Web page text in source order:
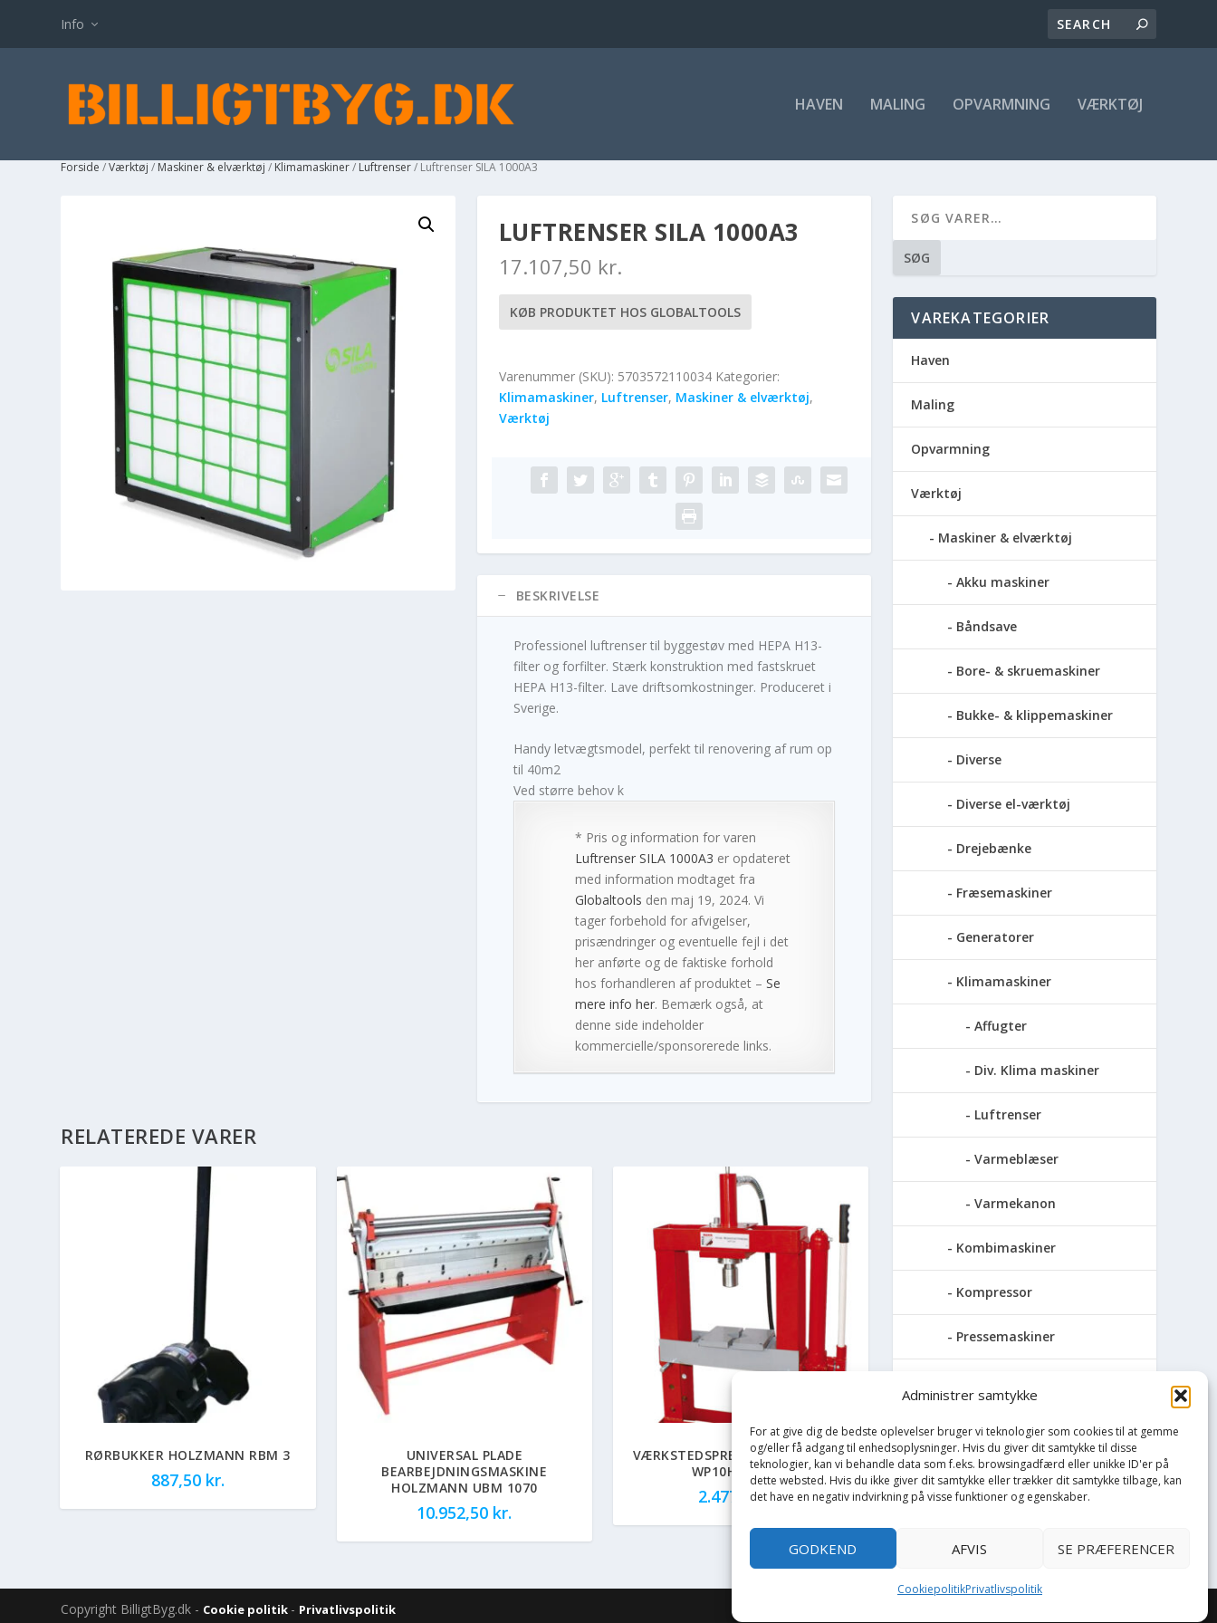
Administrer samtykke
For at give dig de bedste oplevelser bruger vi teknologier som cookies til at gemme
og/eller få adgang til enhedsoplysninger. Hvis du giver dit samtykke til disse
teknologier, kan vi behandle data som f.eks. browsingadfærd eller unikke ID'er på
dette websted. Hvis du ikke giver dit samtykke eller trækker dit samtykke tilbage, kan
det have en negativ indvirkning på visse funktioner og egenskaber.
GODKEND AFVIS SE PRÆFERENCER
CookiepolitikPrivatlivspolitik
Info
HAVEN MALING OPVARMNING VÆRKTØJ
Forside /Værktøj / Maskiner & elværktøj / Klimamaskiner/ Luftrenser/ Luftrenser SILA 1000A3
LUFTRENSER SILA 1000A3
17.107,50 kr.
KØB PRODUKTET HOS GLOBALTOOLS
Varenummer (SKU): 5703572110034 Kategorier:
Klimamaskiner, Luftrenser, Maskiner & elværktøj,
Værktøj
BESKRIVELSE
Professionel luftrenser til byggestøv med HEPA H13-
filter og forfilter. Stærk konstruktion med fastskruet
HEPA H13-filter. Lave driftsomkostninger. Produceret i
Sverige.
Handy letvægtsmodel, perfekt til renovering af rum op
til 40m2
Ved større behov k
* Pris og information for varen
Luftrenser SILA 1000A3 er opdateret
med information modtaget fra
Globaltools den maj 19, 2024. Vi
tager forbehold for afvigelser,
prisændringer og eventuelle fejl i det
her anførte og de faktiske forhold
hos forhandleren af produktet – Se
mere info her. Bemærk også, at
denne side indeholder
kommercielle/sponsorerede links.
RELATEREDE VARER
RØRBUKKER HOLZMANN RBM 3
887,50 kr.
UNIVERSAL PLADE
BEARBEJDNINGSMASKINE
HOLZMANN UBM 1070
10.952,50 kr.
VÆRKSTEDSPRESSER HOLZMANN
WP10H 10 TON
2.477,50kr.
SØG
VAREKATEGORIER
Haven
Maling
Opvarmning
Værktøj
Maskiner & elværktøj
Akku maskiner
Båndsave
Bore- & skruemaskiner
Bukke- & klippemaskiner
Diverse
Diverse el-værktøj
Drejebænke
Fræsemaskiner
Generatorer
Klimamaskiner
Affugter
Div. Klima maskiner
Luftrenser
Varmeblæser
Varmekanon
Kombimaskiner
Kompressor
Pressemaskiner
Slibemaskiner
Svejser
Copyright BilligtByg.dk - Cookie politik - Privatlivspolitik